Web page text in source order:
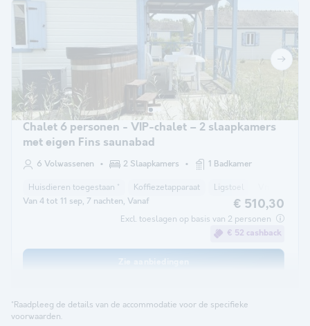
Chalet 6 personen - VIP-chalet – 2 slaapkamers
met eigen Fins saunabad
6 Volwassenen 2 Slaapkamers 1 Badkamer
Huisdieren toegestaan * Koffiezetapparaat Ligstoel
Van 4 tot 11 sep, 7 nachten, Vanaf € 510,30
Excl. toeslagen op basis van 2 personen
€ 52 cashback
*Raadpleeg de details van de accommodatie voor de specifieke
voorwaarden.